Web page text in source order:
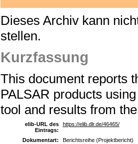
Dieses Archiv kann
stellen.
Kurzfassung
This document reports
PALSAR products
tool and results from
elib-URL des
Eintrags:
https://elib.dlr.de/46465/
Dokumentart:
Berichtsreihe (Projektbericht)